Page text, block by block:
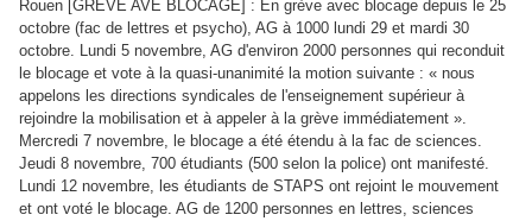
Rouen [GREVE AVE BLOCAGE] : En grève avec blocage depuis le 25
octobre (fac de lettres et psycho), AG à 1000 lundi 29 et mardi 30
octobre. Lundi 5 novembre, AG d'environ 2000 personnes qui reconduit
le blocage et vote à la quasi-unanimité la motion suivante : « nous
appelons les directions syndicales de l'enseignement supérieur à
rejoindre la mobilisation et à appeler à la grève immédiatement ».
Mercredi 7 novembre, le blocage a été étendu à la fac de sciences.
Jeudi 8 novembre, 700 étudiants (500 selon la police) ont manifesté.
Lundi 12 novembre, les étudiants de STAPS ont rejoint le mouvement
et ont voté le blocage. AG de 1200 personnes en lettres, sciences